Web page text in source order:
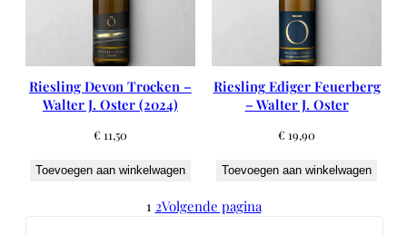
Riesling Devon Trocken –
Walter J. Oster (2024)
€ 11,50
Toevoegen aan winkelwagen
Riesling Ediger Feuerberg
– Walter J. Oster
€ 19,90
Toevoegen aan winkelwagen
1 2Volgende pagina